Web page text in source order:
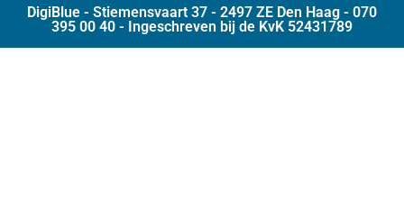
DigiBlue - Stiemensvaart 37 - 2497 ZE Den Haag - 070
395 00 40 - Ingeschreven bij de KvK 52431789